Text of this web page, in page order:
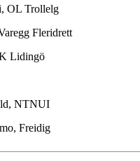
OL Trollelg
Fleridrett
Lidingö
NTNUI
Freidig